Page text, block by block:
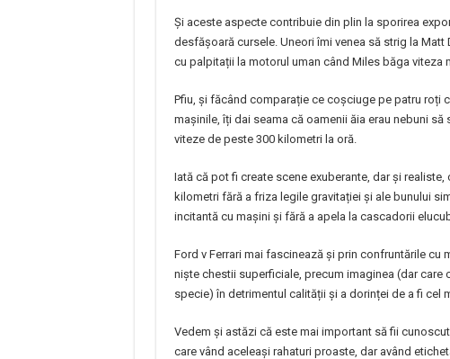
Și aceste aspecte contribuie din plin la sporirea
desfășoară cursele. Uneori îmi venea să strig la
cu palpitații la motorul uman când Miles băga viteza
Pfiu, și făcând comparație ce coșciuge pe patru roți
mașinile, îți dai seama că oamenii ăia erau nebuni
viteze de peste 300 kilometri la oră.
Iată că pot fi create scene exuberante, dar și
kilometri fără a friza legile gravitației și ale bunului
incitantă cu mașini și fără a apela la cascadorii
Ford v Ferrari mai fascinează și prin confruntările cu
niște chestii superficiale, precum imaginea (dar
specie) în detrimentul calității și a dorinței de a fi cel
Vedem și astăzi că este mai important să fii
care vând aceleași rahaturi proaste, dar având